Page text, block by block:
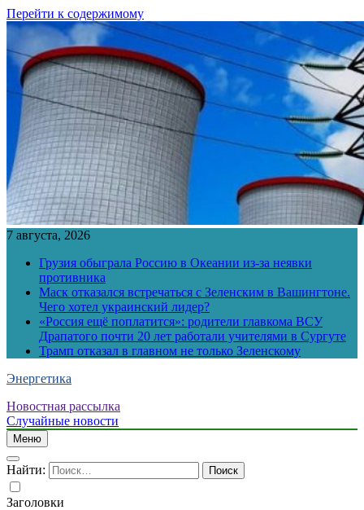
Перейти к содержимому
7 августа, 2026
Грузия обыграла Россию в Океании из-за неявки
противника
Маск отказался встречаться с Зеленским в Вашингтоне.
Чего хотел украинский лидер?
«Россия ещё поплатится»: родители главкома ВСУ
Драпатого почти 20 лет работали учителями в Сургуте
Трамп отказал в главном не только Зеленскому
Энергетика
Новостная рассылка
Случайные новости
Меню
Найти:
Заголовки